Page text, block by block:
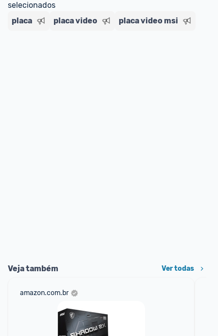
selecionados
placa
placa video placa video msi
Veja também Ver todas
amazon.com.br